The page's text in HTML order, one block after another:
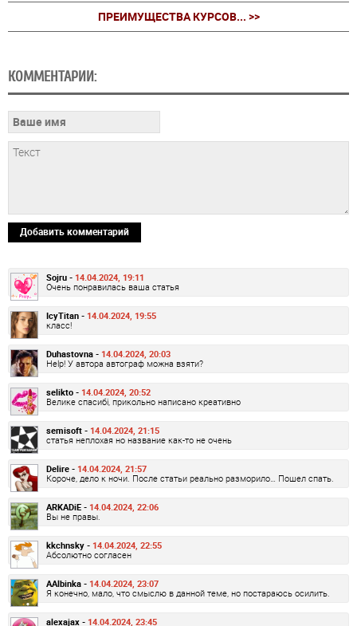
ПРЕИМУЩЕСТВА КУРСОВ... >>
КОММЕНТАРИИ:
Добавить комментарий
Sojru - 14.04.2024, 19:11
Очень понравилась ваша статья
IcyTitan - 14.04.2024, 19:55
класс!
Duhastovna - 14.04.2024, 20:03
Help! У автора автограф можна взяти?
selikto - 14.04.2024, 20:52
Велике спасибі, прикольно написано креативно
semisoft - 14.04.2024, 21:15
статья неплохая но название как-то не очень
Delire - 14.04.2024, 21:57
Короче, дело к ночи. После статьи реально разморило… Пошел спать.
ARKADiE - 14.04.2024, 22:06
Вы не правы.
kkchnsky - 14.04.2024, 22:55
Абсолютно согласен
AAlbinka - 14.04.2024, 23:07
Я конечно, мало, что смыслю в данной теме, но постараюсь осилить.
alexajax - 14.04.2024, 23:45